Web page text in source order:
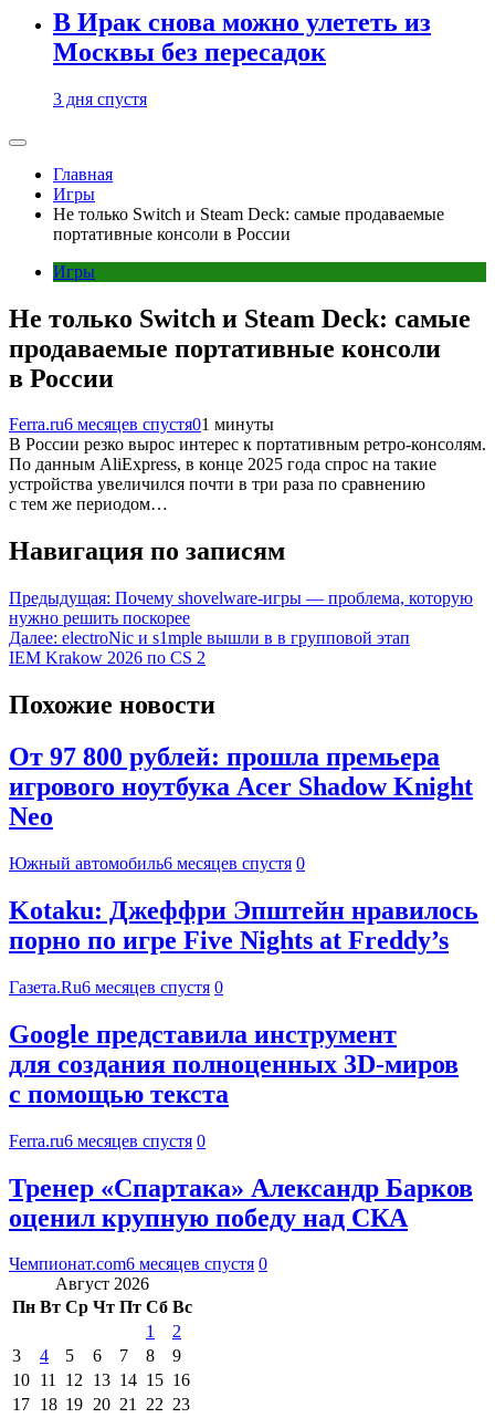
В Ирак снова можно улететь из
Москвы без пересадок
3 дня спустя
Главная
Игры
Не только Switch и Steam Deck: самые продаваемые
портативные консоли в России
Игры
Не только Switch и Steam Deck: самые
продаваемые портативные консоли
в России
Ferra.ru6 месяцев спустя01 минуты
В России резко вырос интерес к портативным ретро-консолям.
По данным AliExpress, в конце 2025 года спрос на такие
устройства увеличился почти в три раза по сравнению
с тем же периодом…
Навигация по записям
Предыдущая: Почему shovelware-игры — проблема, которую
нужно решить поскорее
Далее: electroNic и s1mple вышли в в групповой этап
IEM Krakow 2026 по CS 2
Похожие новости
От 97 800 рублей: прошла премьера
игрового ноутбука Acer Shadow Knight
Neo
Южный автомобиль6 месяцев спустя 0
Kotaku: Джеффри Эпштейн нравилось
порно по игре Five Nights at Freddy’s
Газета.Ru6 месяцев спустя 0
Google представила инструмент
для создания полноценных 3D-миров
с помощью текста
Ferra.ru6 месяцев спустя 0
Тренер «Спартака» Александр Барков
оценил крупную победу над СКА
Чемпионат.com6 месяцев спустя 0
Август 2026
Пн Вт Ср Чт Пт Сб Вс
1
2
3
4 5 6 7 8
9
10 11 12 13 14 15 16
17 18 19 20 21 22 23